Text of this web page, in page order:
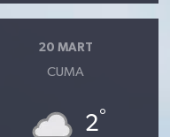
20 MART
CUMA
2°